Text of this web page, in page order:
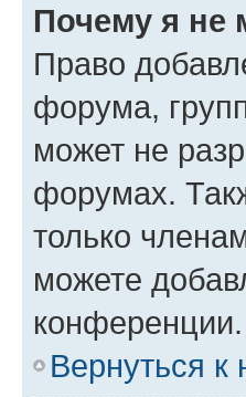
Почему я не
Право
форума,
может не
форумах.
только
можете
конференции.
Вернуться к